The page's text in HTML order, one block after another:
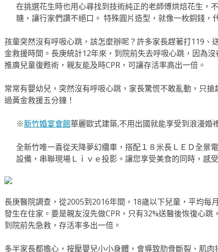
在挑選花生時也用心尋找到技術純正的老師傅烘焙花生，
糖，讓行家們讚不絕口。 特殊圓片造型，就像一枚銅錢，
孩童突然沒有呼吸心跳，該怎麼辦呢？許多家長趕著打119、
金救援時間。長庚統計12年來，到院前失去呼吸心跳，因為
推廣兒童復甦術，親友能及時CPR，可讓存活率高出一倍。
常常有嬰幼兒，突然沒有呼吸心跳，家長驚慌不敢亂動，只
過黃金救援五分鐘！
※新竹婚宴會館華麗歐式建築,不用出國就能享受到浪漫婚
全新竹唯一喜從天降夢幻纜車，搭配１８米長ＬＥＤ全景
設備，串聯現場Ｌｉｖｅ投影。讓您享受美食的同時，感
長庚醫院調查，從2005到2016年間，18歲以下兒童，平均每
發生在住家。要是親友沒先做CPR，只有32%送醫後恢復心
到院前先急救，存活率多出一倍。
多半家長都擔心，按壓嬰兒小小身體，會導致肋骨斷裂、肌